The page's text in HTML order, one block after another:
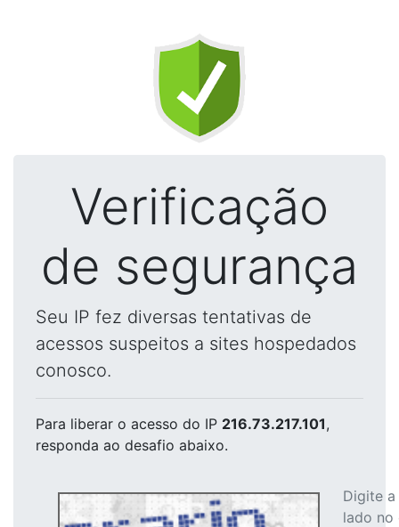
Verificação
de segurança
Seu IP fez diversas tentativas de
acessos suspeitos a sites hospedados
conosco.
Para liberar o acesso do IP 216.73.217.101,
responda ao desafio abaixo.
Digite
lado no